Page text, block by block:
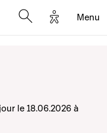
Options
Menu
le 18.06.2026 à